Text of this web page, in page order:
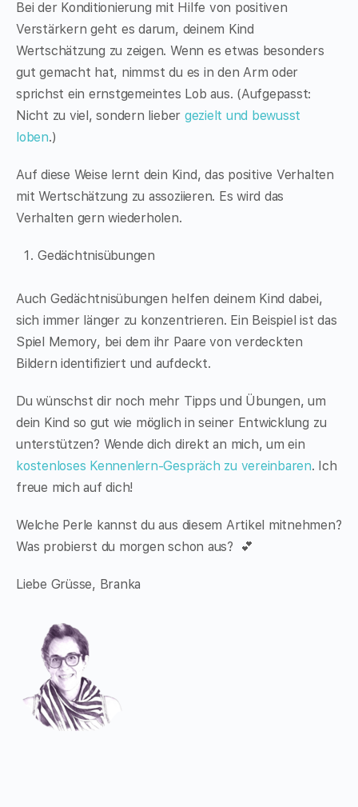
Bei der Konditionierung mit Hilfe von positiven
Verstärkern geht es darum, deinem Kind
Wertschätzung zu zeigen. Wenn es etwas besonders
gut gemacht hat, nimmst du es in den Arm oder
sprichst ein ernstgemeintes Lob aus. (Aufgepasst:
Nicht zu viel, sondern lieber gezielt und bewusst
loben.)
Auf diese Weise lernt dein Kind, das positive Verhalten
mit Wertschätzung zu assoziieren. Es wird das
Verhalten gern wiederholen.
Gedächtnisübungen
Auch Gedächtnisübungen helfen deinem Kind dabei,
sich immer länger zu konzentrieren. Ein Beispiel ist das
Spiel Memory, bei dem ihr Paare von verdeckten
Bildern identifiziert und aufdeckt.
Du wünschst dir noch mehr Tipps und Übungen, um
dein Kind so gut wie möglich in seiner Entwicklung zu
unterstützen? Wende dich direkt an mich, um ein
kostenloses Kennenlern-Gespräch zu vereinbaren. Ich
freue mich auf dich!
Welche Perle kannst du aus diesem Artikel mitnehmen?
Was probierst du morgen schon aus? 💕
Liebe Grüsse, Branka